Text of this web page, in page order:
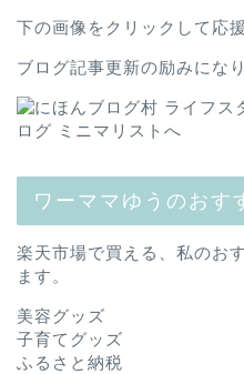
下の画像をクリックして応
ブログ記事更新の励みにな
ワーママゆうのおす
楽天市場で買える、私のお
ます。
美容グッズ
子育てグッズ
ふるさと納税